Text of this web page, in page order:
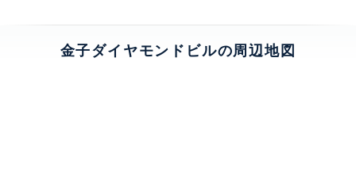
金子ダイヤモンドビルの周辺地図